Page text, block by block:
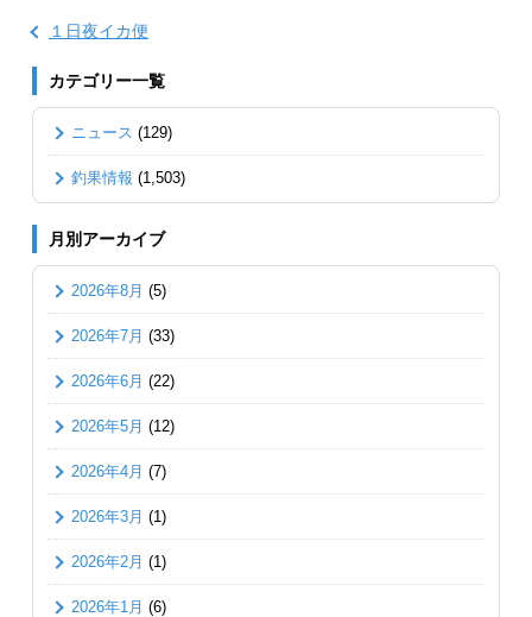
１日夜イカ便
カテゴリー一覧
ニュース (129)
釣果情報 (1,503)
月別アーカイブ
2026年8月 (5)
2026年7月 (33)
2026年6月 (22)
2026年5月 (12)
2026年4月 (7)
2026年3月 (1)
2026年2月 (1)
2026年1月 (6)